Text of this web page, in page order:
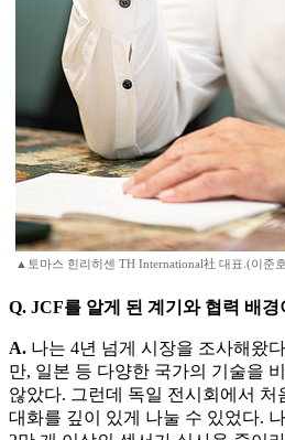
▲토마스 힌리히센 TH International社 대표.(이준
Q. JCF를 알게 된 계기와 협력 배경
A. 나는 4년 넘게 시장을 조사해왔
만, 일본 등 다양한 국가의 기술을
않았다. 그런데 독일 전시회에서 처
대화를 깊이 있게 나눌 수 있었다.